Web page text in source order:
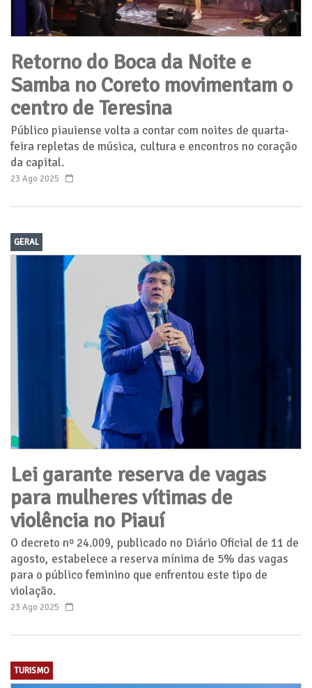
Retorno do Boca da Noite e
Samba no Coreto movimentam o
centro de Teresina
Público piauiense volta a contar com noites de quarta-
feira repletas de música, cultura e encontros no coração
da capital.
23 Ago 2025
GERAL
Lei garante reserva de vagas
para mulheres vítimas de
violência no Piauí
O decreto nº 24.009, publicado no Diário Oficial de 11 de
agosto, estabelece a reserva mínima de 5% das vagas
para o público feminino que enfrentou este tipo de
violação.
23 Ago 2025
TURISMO